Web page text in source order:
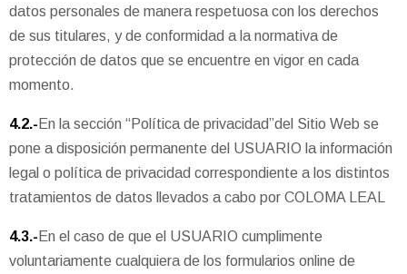
datos personales de manera respetuosa con los derechos
de sus titulares, y de conformidad a la normativa de
protección de datos que se encuentre en vigor en cada
momento.
4.2.- En la sección “Política de privacidad”del Sitio Web se
pone a disposición permanente del USUARIO la información
legal o política de privacidad correspondiente a los distintos
tratamientos de datos llevados a cabo por COLOMA LEAL
4.3.- En el caso de que el USUARIO cumplimente
voluntariamente cualquiera de los formularios online de